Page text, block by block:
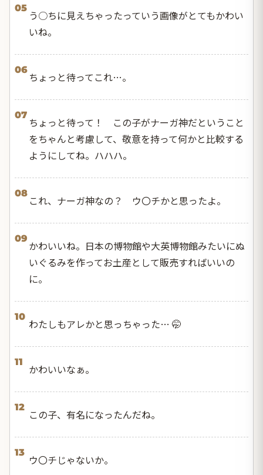
05
う○ちに見えちゃったっていう画像がとてもかわい
いね。
06
ちょっと待ってこれ…。
07
ちょっと待って！ この子がナーガ神だということ
をちゃんと考慮して、敬意を持って何かと比較する
ようにしてね。ハハハ。
08
これ、ナーガ神なの？ ウ〇チかと思ったよ。
09
かわいいね。日本の博物館や大英博物館みたいにぬ
いぐるみを作ってお土産として販売すればいいの
に。
10
わたしもアレかと思っちゃった… 🤭
11
かわいいなぁ。
12
この子、有名になったんだね。
13
ウ〇チじゃないか。